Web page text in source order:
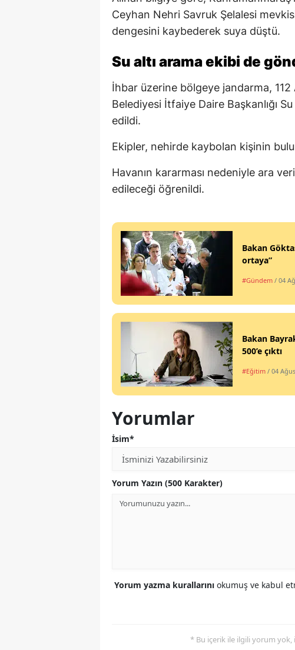
Ceyhan Nehri Savruk Şelalesi
dengesini kaybederek suya düştü.
Su altı arama ekibi de
İhbar üzerine bölgeye jandarma, 112
Belediyesi İtfaiye Daire Başkanlığı
edildi.
Ekipler, nehirde kaybolan kişinin
Havanın kararması nedeniyle ara
edileceği öğrenildi.
Bakan
ortaya”
#Gündem / 04
Bakan
500’e çıktı
#Eğitim / 04
Yorumlar
İsim*
Yorum Yazın (500 Karakter)
Yorum yazma kurallarını okumuş ve kabul
* Bu içerik ile ilgili yorum yok,